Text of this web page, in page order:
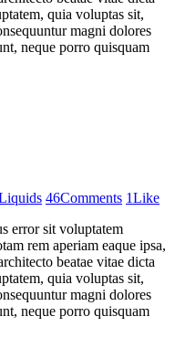
quia voluptas sit,
magni dolores
neque porro quisquam
46Comments 1Like
error sit voluptatem
rem aperiam eaque ipsa,
beatae vitae dicta
quia voluptas sit,
magni dolores
neque porro quisquam